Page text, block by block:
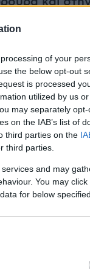
of your
the below opt-out
is processed
utilized by us
may separately
on the IAB’s list of
third parties on the
third parties.
and may
You may
for below
το
επιτέθηκαν
της σε
- Δείτε